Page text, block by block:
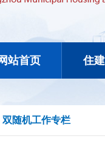
站首页 住
双随机工作专栏